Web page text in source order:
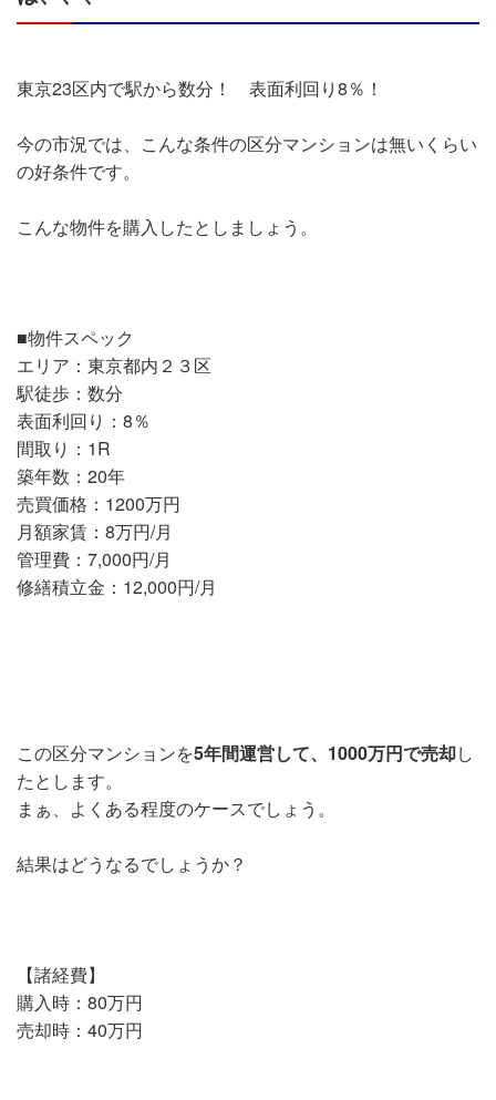
東京23区内で駅から数分！ 表面利回り8％！
今の市況では、こんな条件の区分マンションは無いくらい
の好条件です。
こんな物件を購入したとしましょう。
■物件スペック
エリア：東京都内２３区
駅徒歩：数分
表面利回り：8％
間取り：1R
築年数：20年
売買価格：1200万円
月額家賃：8万円/月
管理費：7,000円/月
修繕積立金：12,000円/月
この区分マンションを5年間運営して、1000万円で売却し
たとします。
まぁ、よくある程度のケースでしょう。
結果はどうなるでしょうか？
【諸経費】
購入時：80万円
売却時：40万円